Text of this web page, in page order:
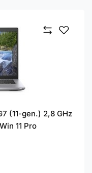
(11-gen.) 2,8 GHz
11 Pro